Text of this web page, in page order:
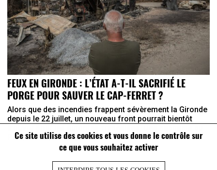
Ce site utilise des cookies et vous donne le contrôle sur
ce que vous souhaitez activer
FEUX EN GIRONDE : L’ÉTAT A-T-IL SACRIFIÉ LE
PORGE POUR SAUVER LE CAP-FERRET ?
Alors que des incendies frappent sévèrement la Gironde
depuis le 22 juillet, un nouveau front pourrait bientôt
Porge, village ravagé par les flammes, ont annoncé ...